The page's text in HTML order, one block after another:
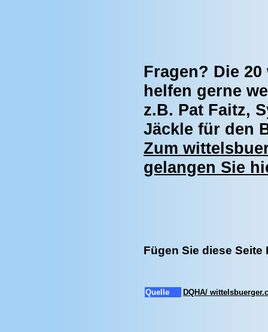
Fragen? Die
helfen gerne
z.B. Pat Faitz,
Jäckle für den
Zum
gelangen Sie
Fügen Sie diese
Quelle DQHA/